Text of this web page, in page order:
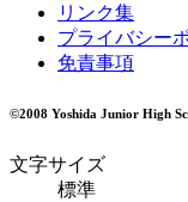
リンク集
プライバシー
免責事項
©2008 Yoshida Junior High
文字サイズ
標準